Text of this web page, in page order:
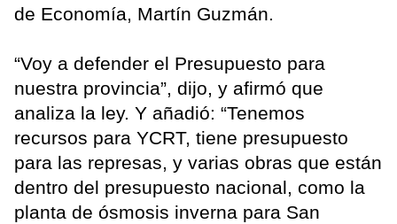
de Economía, Martín Guzmán.
“Voy a defender el Presupuesto para
nuestra provincia”, dijo, y afirmó que
analiza la ley. Y añadió: “Tenemos
recursos para YCRT, tiene presupuesto
para las represas, y varias obras que están
dentro del presupuesto nacional, como la
planta de ósmosis inverna para San